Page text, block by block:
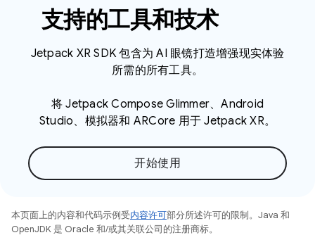
支持的工具和技术
Jetpack XR SDK 包含为 AI 眼镜打造增强现实体验
所需的所有工具。
将 Jetpack Compose Glimmer、Android
Studio、模拟器和 ARCore 用于 Jetpack XR。
开始使用
本页面上的内容和代码示例受内容许可部分所述许可的限制。Java 和
OpenJDK 是 Oracle 和/或其关联公司的注册商标。